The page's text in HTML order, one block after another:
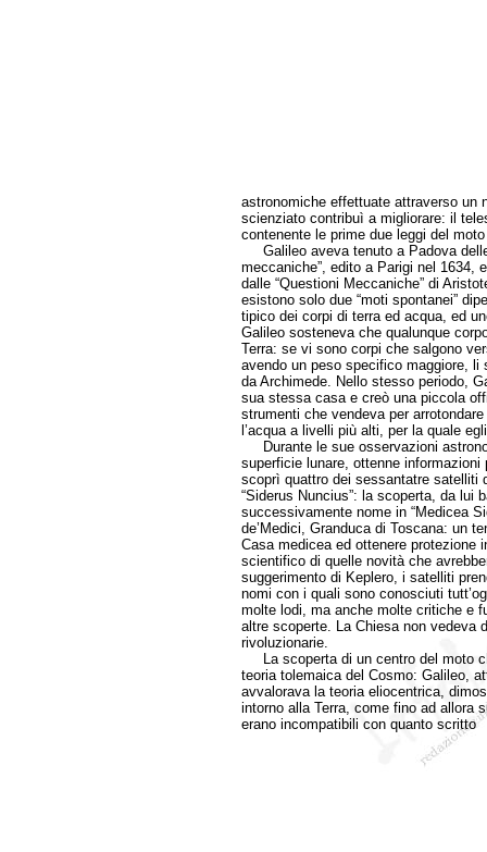
astronomiche effettuate attraverso un
scienziato contribuì a migliorare: il
contenente le prime due leggi del
Galileo aveva tenuto a Padova
meccaniche”, edito a Parigi nel 1634,
dalle “Questioni Meccaniche” di
esistono solo due “moti spontanei”
tipico dei corpi di terra ed acqua, ed
Galileo sosteneva che qualunque
Terra: se vi sono corpi che salgono
avendo un peso specifico maggiore, li
da Archimede. Nello stesso periodo,
sua stessa casa e creò una piccola
strumenti che vendeva per
l’acqua a livelli più alti, per la quale
Durante le sue osservazioni
superficie lunare, ottenne
scoprì quattro dei sessantatre satelliti
“Siderus Nuncius”: la scoperta, da lui
successivamente nome in “Medicea
de’Medici, Granduca di Toscana: un
Casa medicea ed ottenere protezione
scientifico di quelle novità che
suggerimento di Keplero, i satelliti
nomi con i quali sono conosciuti
molte lodi, ma anche molte critiche e
altre scoperte. La Chiesa non vedeva
rivoluzionarie.
La scoperta di un centro del moto
teoria tolemaica del Cosmo: Galileo,
avvalorava la teoria eliocentrica,
intorno alla Terra, come fino ad allora
erano incompatibili con quanto scritto